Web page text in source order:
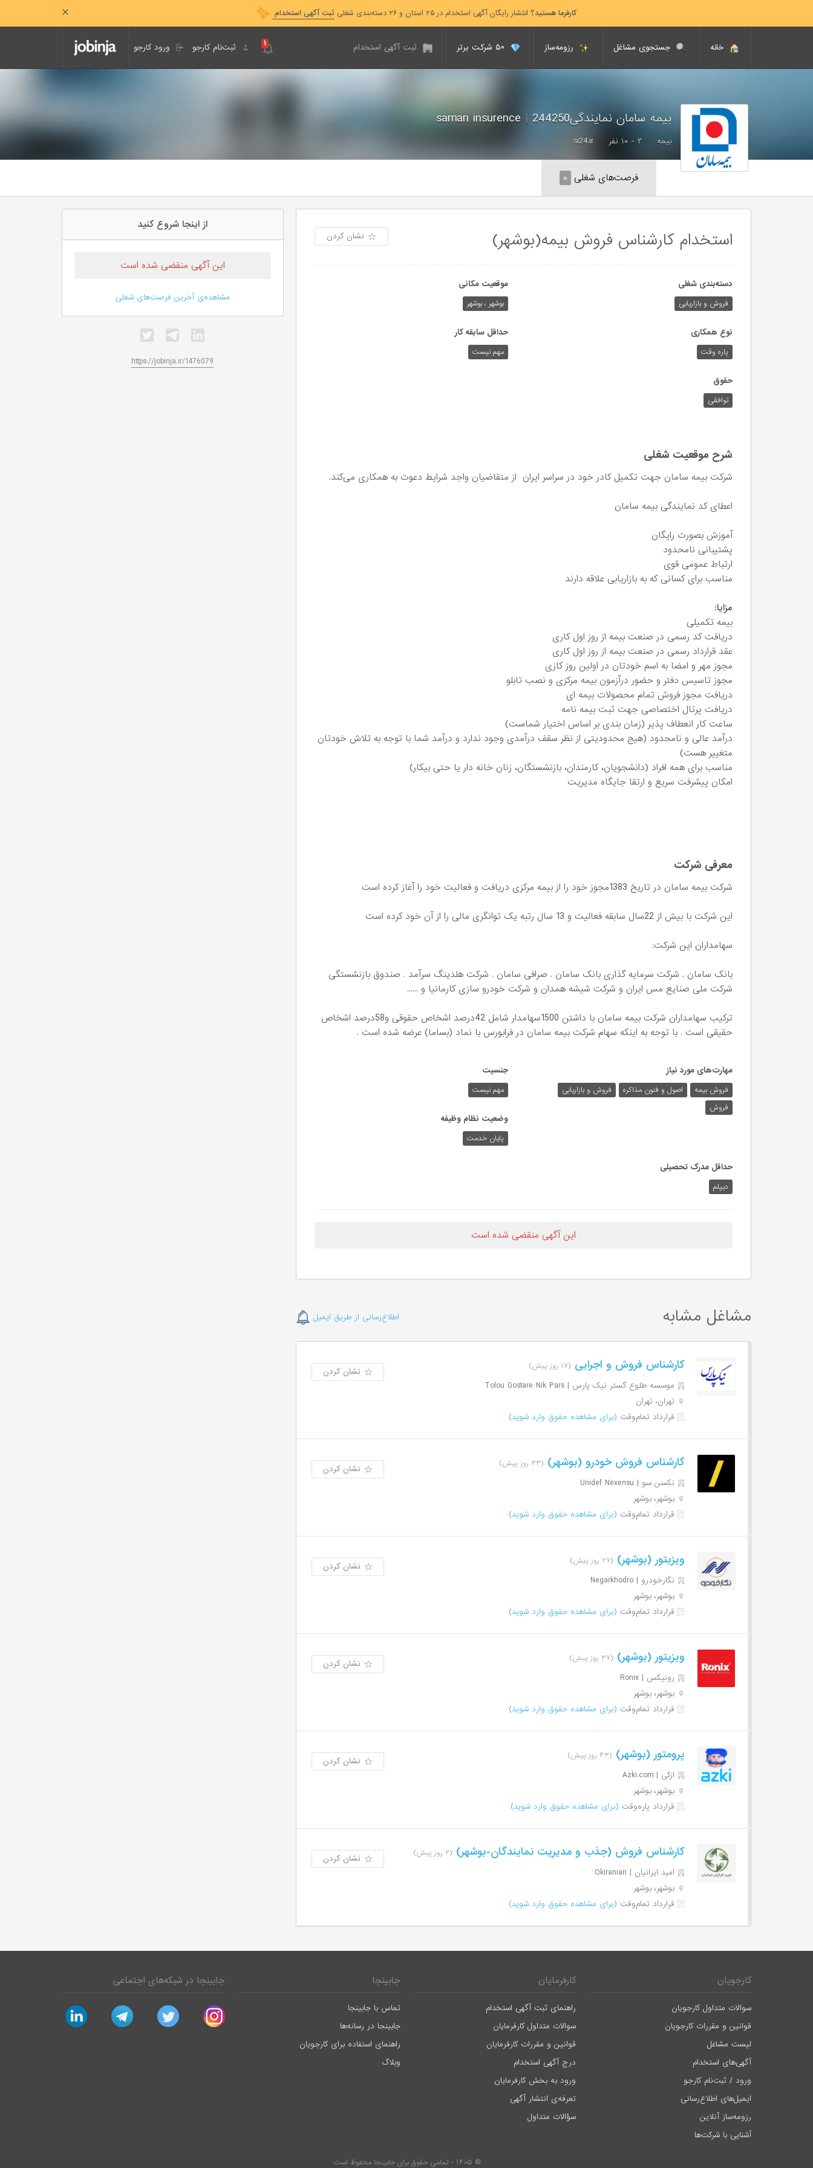
کارفرما هستید؟ انتشار رایگان آگهی استخدام در ۲۵ استان و ۲۶ دسته‌بندی شغلی ثبت آگهی استخدام
خانه جستجوی مشاغل رزومه‌ساز ثبت آگهی استخدام ورود کارجو ثبت‌نام کارجو ۱
بیمه سامان نمایندگی244250 |
بیمه ۲ - ۱۰ نفر si24.ir
فرصت‌های شغلی ۰
استخدام کارشناس فروش بیمه(بوشهر) نشان کردن
دسته‌بندی شغلی
فروش و بازاریابی
موقعیت مکانی
بوشهر ، بوشهر
نوع همکاری
پاره وقت
حداقل سابقه کار
مهم نیست
حقوق
توافقی
شرح موقعیت شغلی
شرکت بیمه سامان جهت تکمیل کادر خود در سراسر ایران از متقاضیان واجد شرایط دعوت به همکاری می‌کند.
اعطای کد نمایندگی بیمه سامان
آموزش بصورت رایگان
پشتیبانی نامحدود
ارتباط عمومی قوی
مناسب برای کسانی که به بازاریابی علاقه دارند
مزایا:
بیمه تکمیلی
دریافت کد رسمی در صنعت بیمه از روز اول کاری
عقد قرارداد رسمی در صنعت بیمه از روز اول کاری
مجوز مهر و امضا به اسم خودتان در اولین روز کازی
مجوز تاسیس دفتر و حضور درآزمون بیمه مرکزی و نصب تابلو
دریافت مجوز فروش تمام محصولات بیمه ای
دریافت پرتال اختصاصی جهت ثبت بیمه نامه
ساعت کار انعطاف پذیر (زمان بندی بر اساس اختیار شماست)
درآمد عالی و نامحدود (هیج محدودیتی از نظر سقف درآمدی وجود ندارد و درآمد شما با توجه به تلاش خودتان
متغییر هست)
مناسب برای همه افراد (دانشجویان، کارمندان، بازنشستگان، زنان خانه دار یا حتی بیکار)
امکان پیشرفت سریع و ارتقا جایگاه مدیریت
معرفی شرکت
شرکت بیمه سامان در تاریخ 1383مجوز خود را از بیمه مرکزی دریافت و فعالیت خود را آغاز کرده است
این شرکت با بیش از 22سال سابقه فعالیت و 13 سال رتبه یک توانگری مالی را از آن خود کرده است
سهامداران این شرکت:
بانک سامان . شرکت سرمایه گذاری بانک سامان . صرافی سامان . شرکت هلدینگ سرآمد . صندوق بازنشستگی
شرکت ملی صنایع مس ایران و شرکت شیشه همدان و شرکت خودرو سازی کارمانیا و ......
ترکیب سهامداران شرکت بیمه سامان با داشتن 1500سهامدار شامل 42درصد اشخاص حقوقی و58درصد اشخاص
حقیقی است . با توجه به اینکه سهام شرکت بیمه سامان در فرابورس با نماد (بساما) عرضه شده است .
مهارت‌های مورد نیاز
فروش بیمه اصول و فنون مذاکره
فروش و بازاریابی
فروش
جنسیت
مهم نیست
وضعیت نظام وظیفه
پایان خدمت
حداقل مدرک تحصیلی
دیپلم
این آگهی منقضی شده است
مشاغل مشابه اطلاع‌رسانی از طریق ایمیل
کارشناس فروش و اجرایی (۱۷ روز پیش)
موسسه طلوع گستر نیک پارس | Tolou Gostare Nik Pars
تهران، تهران
قرارداد تمام‌وقت (برای مشاهده حقوق وارد شوید)
نشان کردن
کارشناس فروش خودرو (بوشهر) (۳۳ روز پیش)
نکسن سو | Unidef Nexensu
بوشهر، بوشهر
قرارداد تمام‌وقت (برای مشاهده حقوق وارد شوید)
نشان کردن
ویزیتور (بوشهر) (۲۷ روز پیش)
نگارخودرو | Negarkhodro
بوشهر، بوشهر
قرارداد تمام‌وقت (برای مشاهده حقوق وارد شوید)
نشان کردن
ویزیتور (بوشهر) (۳۷ روز پیش)
رونیکس | Ronix
بوشهر، بوشهر
قرارداد تمام‌وقت (برای مشاهده حقوق وارد شوید)
نشان کردن
پرومتور (بوشهر) (۴۳ روز پیش)
ازکی | Azki‌.com
بوشهر، بوشهر
قرارداد پاره‌وقت (برای مشاهده حقوق وارد شوید)
نشان کردن
کارشناس فروش (جذب و مدیریت نمایندگان-بوشهر) (۲ روز پیش)
امید ایرانیان | Okiranian
بوشهر، بوشهر
قرارداد تمام‌وقت (برای مشاهده حقوق وارد شوید)
نشان کردن
از اینجا شروع کنید
این آگهی منقضی شده است
مشاهده‌ی آخرین فرصت‌های شغلی
https://jobinja.ir/1476079
کارجویان
سوالات متداول کارجویان
قوانین و مقررات کارجویان
لیست مشاغل
آگهی‌های استخدام
ورود / ثبت‌نام کارجو
ایمیل‌های اطلاع‌رسانی
رزومه‌ساز آنلاین
آشنایی با شرکت‌ها
کارفرمایان
راهنمای ثبت آگهی استخدام
سوالات متداول کارفرمایان
قوانین و مقررات کارفرمایان
درج آگهی استخدام
ورود به بخش کارفرمایان
تعرفه‌ی انتشار آگهی
سؤالات متداول
جابینجا
تماس با جابینجا
جابینجا در رسانه‌ها
راهنمای استفاده برای کارجویان
وبلاگ
جابینجا در شبکه‌های اجتماعی
instagram
twitter
telegram
linkedin
© ۱۴۰۵ - تمامی حقوق برای جابینجا محفوظ است.